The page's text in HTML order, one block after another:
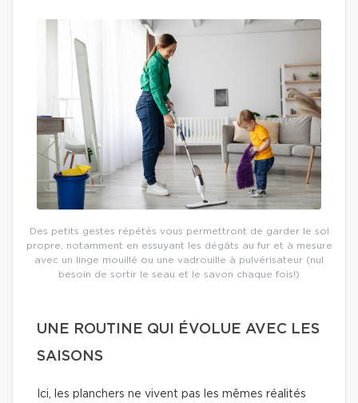
Des petits gestes répétés vous permettront de garder le sol
propre, notamment en essuyant les dégâts au fur et à mesure
avec un linge mouillé ou une vadrouille à pulvérisateur (nul
besoin de sortir le seau et le savon chaque fois!)
UNE ROUTINE QUI ÉVOLUE AVEC LES
SAISONS
Ici, les planchers ne vivent pas les mêmes réalités